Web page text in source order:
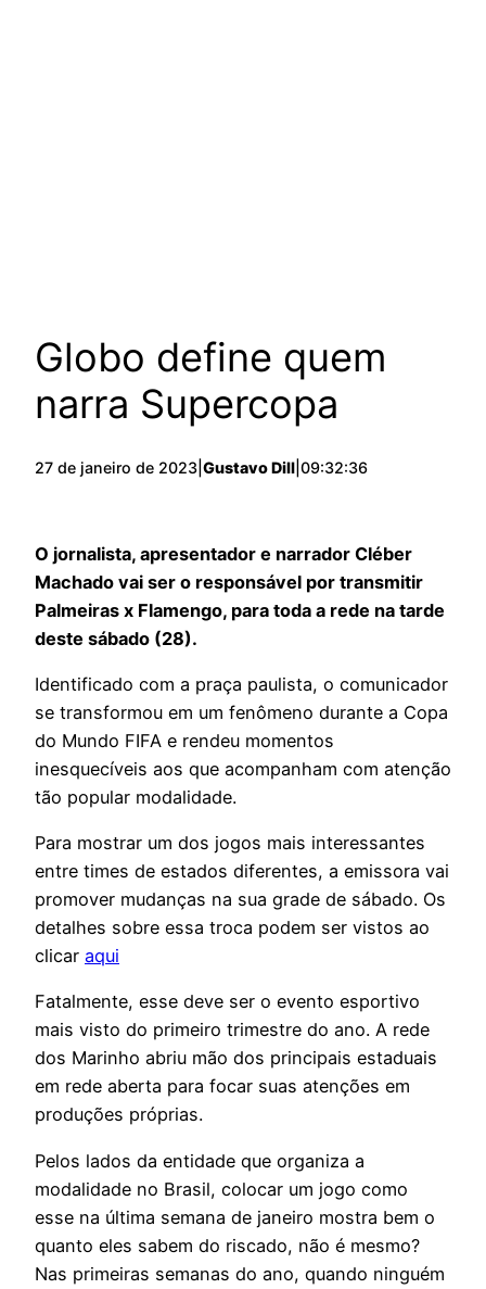
Globo define quem
narra Supercopa
27 de janeiro de 2023 Gustavo Dill 09:32:36
O jornalista, apresentador e narrador Cléber
Machado vai ser o responsável por transmitir
Palmeiras x Flamengo, para toda a rede na tarde
deste sábado (28).
Identificado com a praça paulista, o comunicador
se transformou em um fenômeno durante a Copa
do Mundo FIFA e rendeu momentos
inesquecíveis aos que acompanham com atenção
tão popular modalidade.
Para mostrar um dos jogos mais interessantes
entre times de estados diferentes, a emissora vai
promover mudanças na sua grade de sábado. Os
detalhes sobre essa troca podem ser vistos ao
clicar aqui
Fatalmente, esse deve ser o evento esportivo
mais visto do primeiro trimestre do ano. A rede
dos Marinho abriu mão dos principais estaduais
em rede aberta para focar suas atenções em
produções próprias.
Pelos lados da entidade que organiza a
modalidade no Brasil, colocar um jogo como
esse na última semana de janeiro mostra bem o
quanto eles sabem do riscado, não é mesmo?
Nas primeiras semanas do ano, quando ninguém